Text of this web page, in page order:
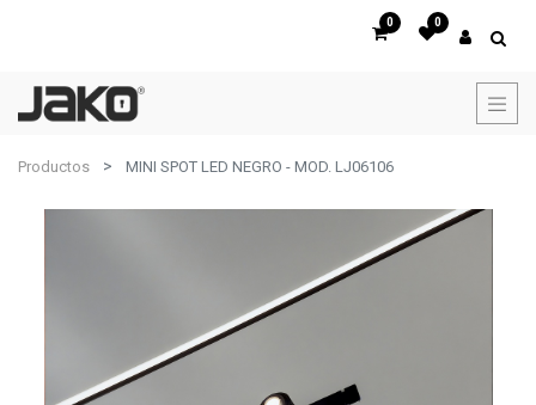
0 0
Productos MINI SPOT LED NEGRO - MOD. LJ06106